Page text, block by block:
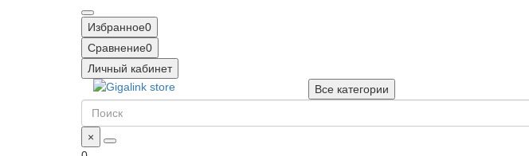
Избранное0
Сравнение0
Личный кабинет
Все категории
×